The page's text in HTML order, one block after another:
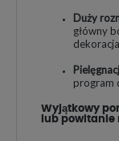
Duży
główny
program
Wyjątkowy
lub powitanie